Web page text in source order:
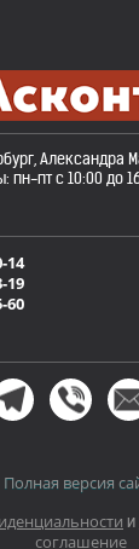
Александра
пн-пт с 10:00 до
14
19
60
Полная версия
и
соглашение